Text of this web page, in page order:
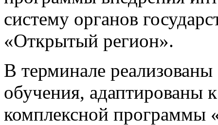
систему органов
«Открытый регион».
В терминале
обучения, адаптированы
комплексной программы